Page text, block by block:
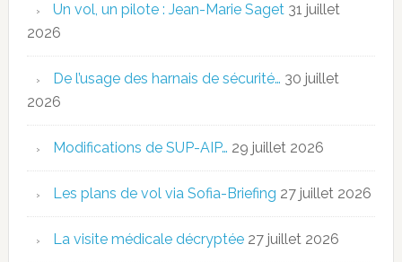
Un vol, un pilote : Jean-Marie Saget 31 juillet
2026
De l’usage des harnais de sécurité… 30 juillet
2026
Modifications de SUP-AIP… 29 juillet 2026
Les plans de vol via Sofia-Briefing 27 juillet 2026
La visite médicale décryptée 27 juillet 2026